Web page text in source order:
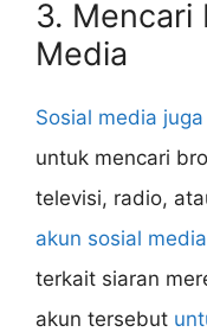
3. Mencari
Media
Sosial media juga
untuk mencari
televisi, radio,
akun sosial
terkait siaran
akun tersebut